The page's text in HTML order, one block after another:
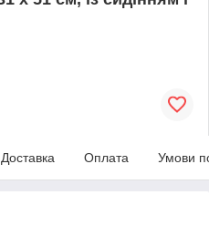
Доставка Оплата Умови